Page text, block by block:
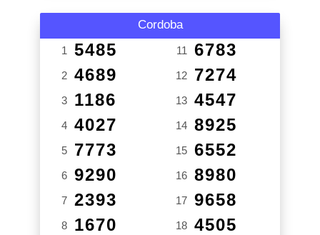
Cordoba
1 5485
2 4689
3 1186
4 4027
5 7773
6 9290
7 2393
8 1670
11 6783
12 7274
13 4547
14 8925
15 6552
16 8980
17 9658
18 4505